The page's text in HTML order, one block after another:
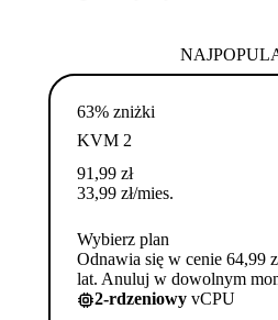
63% zniżki
KVM 2
91,99 zł
33,99 zł/mies.
Wybierz plan
Odnawia się w cenie 64,99
lat. Anuluj w dowolnym
2-rdzeniowy vCPU